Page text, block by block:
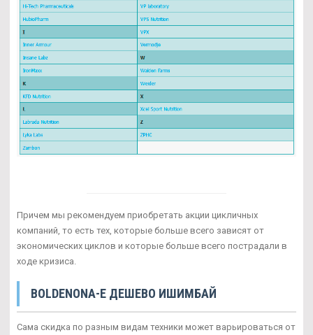
Причем мы рекомендуем приобретать акции цикличных
компаний, то есть тех, которые больше всего зависят от
экономических циклов и которые больше всего пострадали в
ходе кризиса.
BOLDENONA-E ДЕШЕВО ИШИМБАЙ
Сама скидка по разным видам техники может варьироваться от